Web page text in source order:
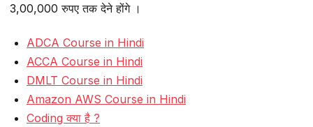
3,00,000 रुपए तक देने होंगे ।
ADCA Course in Hindi
ACCA Course in Hindi
DMLT Course in Hindi
Amazon AWS Course in Hindi
Coding क्या है ?